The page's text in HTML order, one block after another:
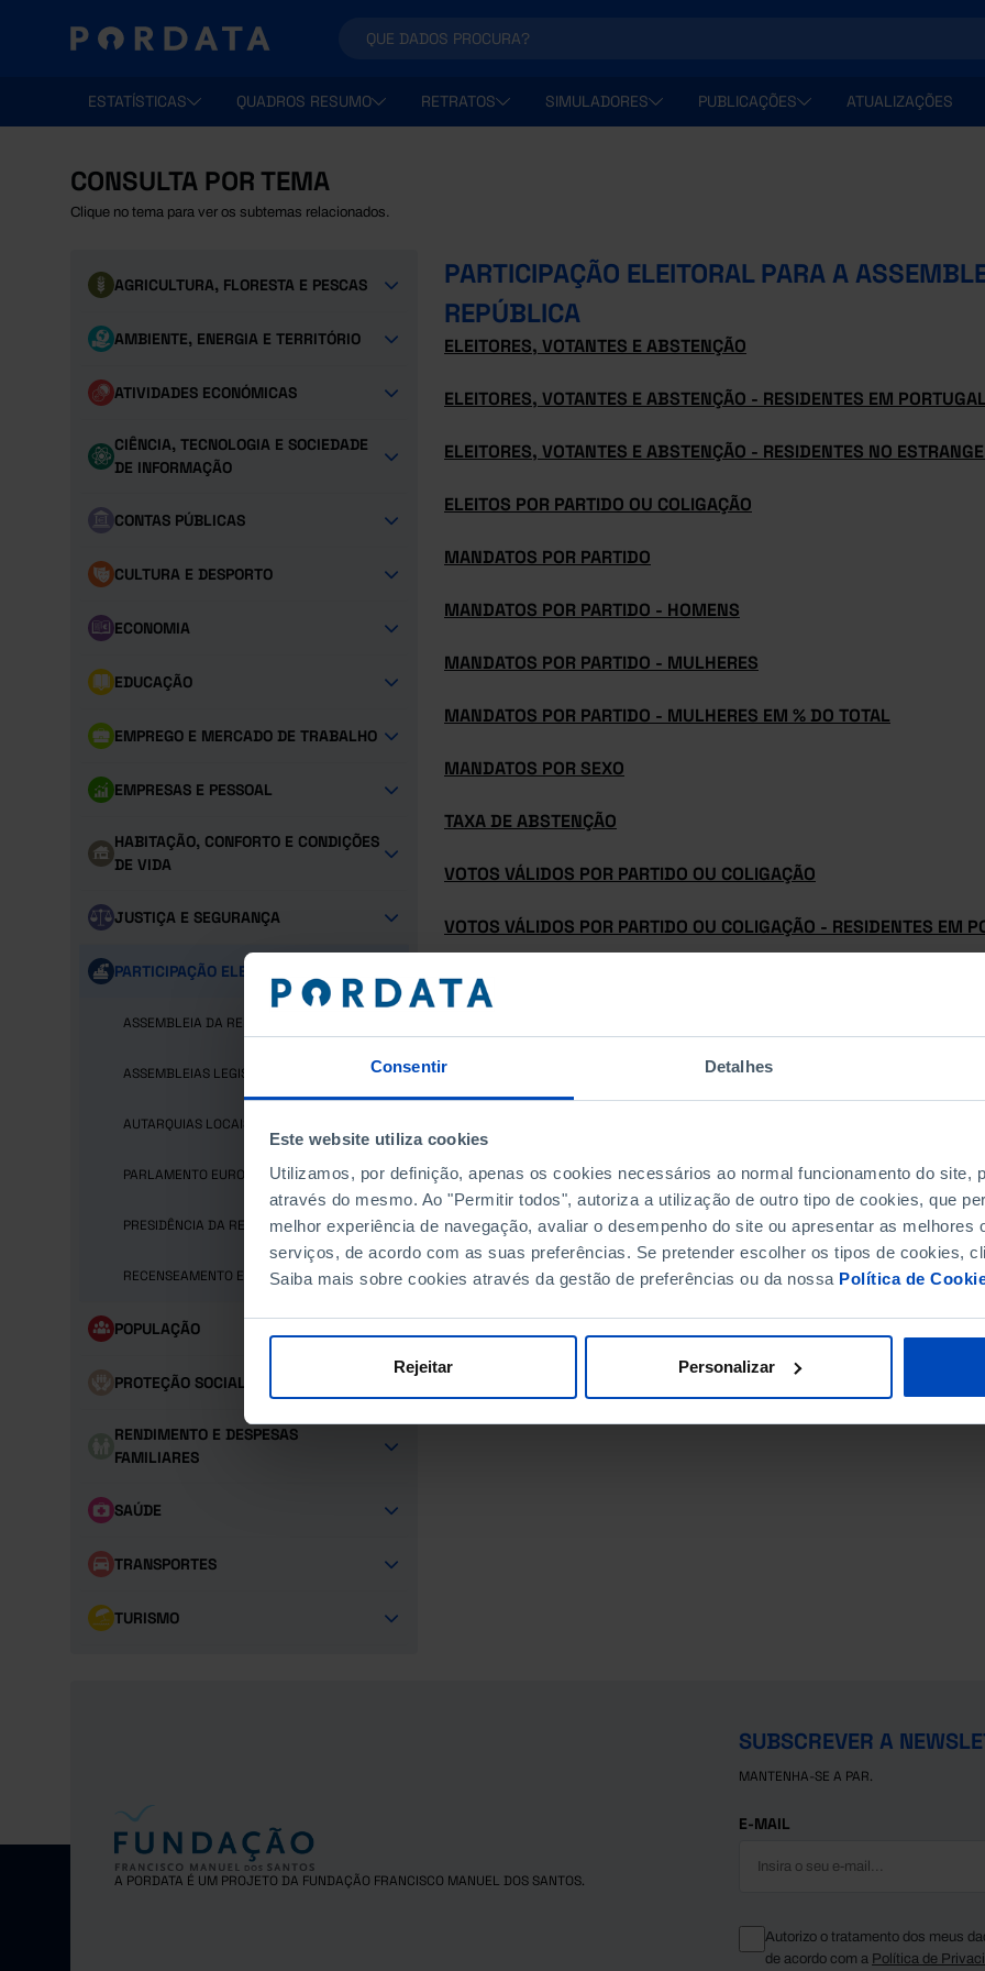
Consentir Detalhes
Este website utiliza cookies
Utilizamos, por definição, apenas os cookies necessários ao normal funcionamento do site,
através do mesmo. Ao "Permitir todos", autoriza a utilização de outro tipo de cookies, que
melhor experiência de navegação, avaliar o desempenho do site ou apresentar as melhores
serviços, de acordo com as suas preferências. Se pretender escolher os tipos de cookies,
Saiba mais sobre cookies através da gestão de preferências ou da nossa Política de
Rejeitar Personalizar
ESTATÍSTICAS QUADROS RESUMO RETRATOS SIMULADORES PUBLICAÇÕES ATUALIZAÇÕES
CONSULTA POR TEMA
Clique no tema para ver os subtemas relacionados.
AGRICULTURA, FLORESTA E PESCAS
AMBIENTE, ENERGIA E TERRITÓRIO
ATIVIDADES ECONÓMICAS
CIÊNCIA, TECNOLOGIA E SOCIEDADE
DE INFORMAÇÃO
CONTAS PÚBLICAS
CULTURA E DESPORTO
ECONOMIA
EDUCAÇÃO
EMPREGO E MERCADO DE TRABALHO
EMPRESAS E PESSOAL
HABITAÇÃO, CONFORTO E CONDIÇÕES
DE VIDA
JUSTIÇA E SEGURANÇA
PARTICIPAÇÃO ELEITORAL
ASSEMBLEIA DA REPÚBLICA
ASSEMBLEIAS LEGISLATIVAS REGIONAIS
AUTARQUIAS LOCAIS
PARLAMENTO EUROPEU
PRESIDÊNCIA DA REPÚBLICA
RECENSEAMENTO ELEITORAL
POPULAÇÃO
PROTEÇÃO SOCIAL
RENDIMENTO E DESPESAS
FAMILIARES
SAÚDE
TRANSPORTES
TURISMO
PARTICIPAÇÃO ELEITORAL PARA A
REPÚBLICA
ELEITORES, VOTANTES E ABSTENÇÃO
ELEITORES, VOTANTES E ABSTENÇÃO - RESIDENTES EM PORTUGAL
ELEITORES, VOTANTES E ABSTENÇÃO - RESIDENTES NO
ELEITOS POR PARTIDO OU COLIGAÇÃO
MANDATOS POR PARTIDO
MANDATOS POR PARTIDO - HOMENS
MANDATOS POR PARTIDO - MULHERES
MANDATOS POR PARTIDO - MULHERES EM % DO TOTAL
MANDATOS POR SEXO
TAXA DE ABSTENÇÃO
VOTOS VÁLIDOS POR PARTIDO OU COLIGAÇÃO
VOTOS VÁLIDOS POR PARTIDO OU COLIGAÇÃO - RESIDENTES EM
VOTOS VÁLIDOS POR PARTIDO OU COLIGAÇÃO - RESIDENTES NO
VOTOS VÁLIDOS, BRANCOS E NULOS
VOTOS VÁLIDOS, BRANCOS E NULOS - RESIDENTES NO
A PORDATA É UM PROJETO DA FUNDAÇÃO FRANCISCO MANUEL DOS SANTOS.
SUBSCREVER A
MANTENHA-SE A PAR.
E-MAIL
Autorizo o tratamento dos meus
de acordo com a Política de